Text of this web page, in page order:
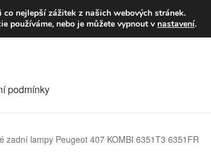
Volejte
podmínky
zadní lampy Peugeot 407 KOMBI 6351T3 6351FR
nejlepší zážitek z našich webových stránek.
používáme, nebo je můžete vypnout v nastavení.